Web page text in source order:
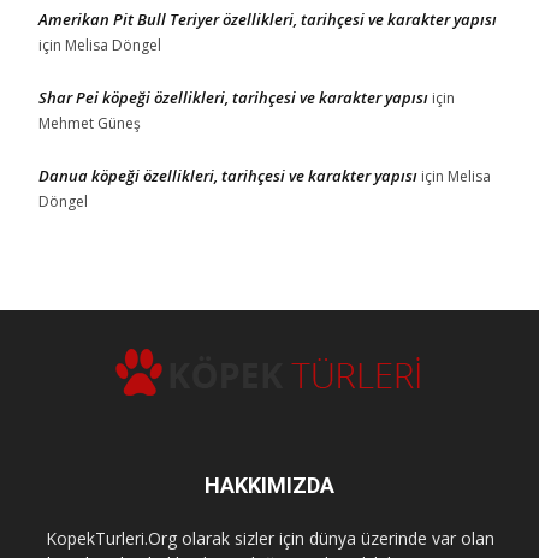
Amerikan Pit Bull Teriyer özellikleri, tarihçesi ve karakter yapısı
için Melisa Döngel
Shar Pei köpeği özellikleri, tarihçesi ve karakter yapısı için
Mehmet Güneş
Danua köpeği özellikleri, tarihçesi ve karakter yapısı için Melisa
Döngel
HAKKIMIZDA
KopekTurleri.Org olarak sizler için dünya üzerinde var olan